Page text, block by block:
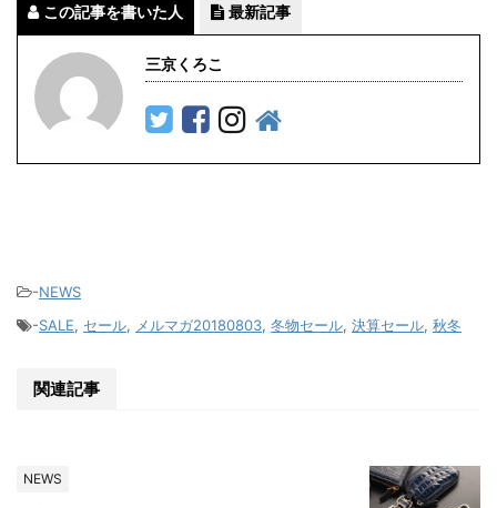
この記事を書いた人 最新記事
三京くろこ
-NEWS
-SALE, セール, メルマガ20180803, 冬物セール, 決算セール, 秋冬
関連記事
NEWS